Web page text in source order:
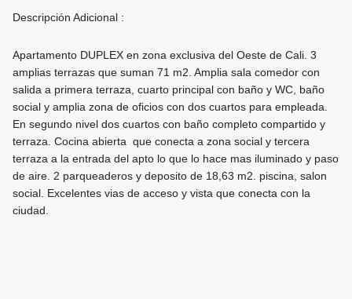
Descripción Adicional :
Apartamento DUPLEX en zona exclusiva del Oeste de Cali. 3
amplias terrazas que suman 71 m2. Amplia sala comedor con
salida a primera terraza, cuarto principal con baño y WC, baño
social y amplia zona de oficios con dos cuartos para empleada.
En segundo nivel dos cuartos con baño completo compartido y
terraza. Cocina abierta que conecta a zona social y tercera
terraza a la entrada del apto lo que lo hace mas iluminado y paso
de aire. 2 parqueaderos y deposito de 18,63 m2. piscina, salon
social. Excelentes vias de acceso y vista que conecta con la
ciudad.